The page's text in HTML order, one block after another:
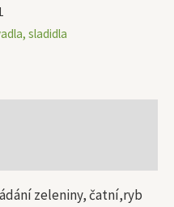
sladidla
zeleniny, čatní,ryb